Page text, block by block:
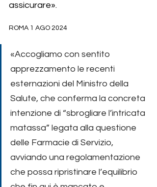
assicurare».
ROMA 1 AGO 2024
«Accogliamo con sentito
apprezzamento le recenti
esternazioni del Ministro della
Salute, che conferma la concreta
intenzione di “sbrogliare l’intricata
matassa” legata alla questione
delle Farmacie di Servizio,
avviando una regolamentazione
che possa ripristinare l’equilibrio